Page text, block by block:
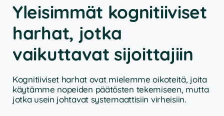
Yleisimmät kognitiiviset
harhat, jotka
vaikuttavat sijoittajiin
Kognitiiviset harhat ovat mielemme oikoteitä, joita
käytämme nopeiden päätösten tekemiseen, mutta
jotka usein johtavat systemaattisiin virheisiin.